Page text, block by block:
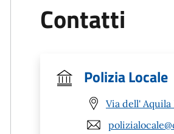
Contatti
Polizia Locale
Via dell' Aquila